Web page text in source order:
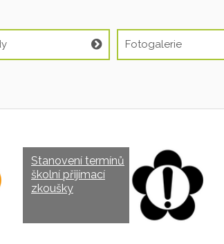
Fotogalerie
Stanovení termínů
školní přijímací
zkoušky